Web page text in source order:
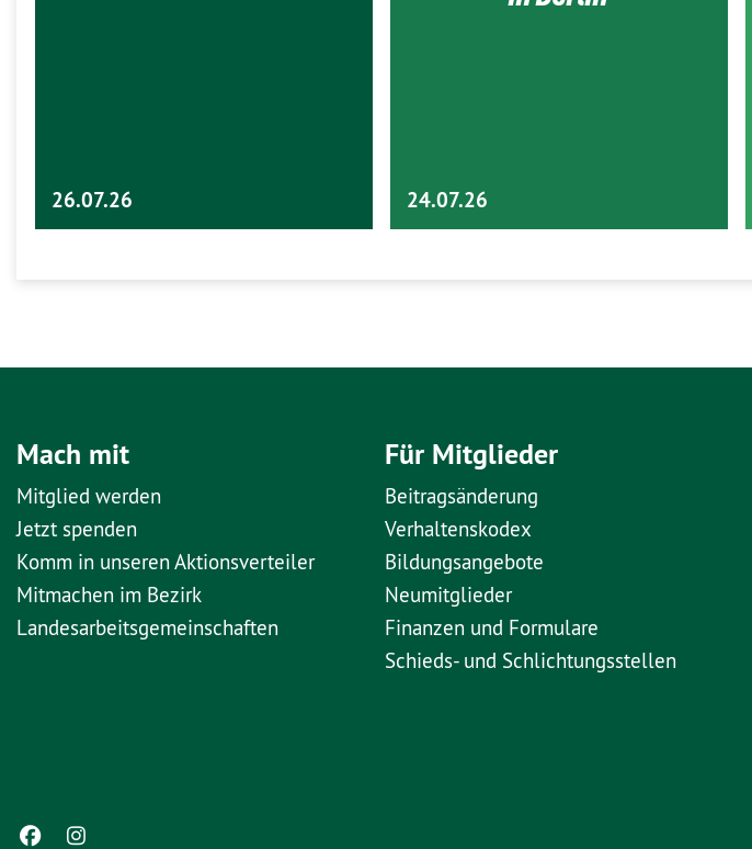
26.07.26 24.07.26
Mach mit
Mitglied werden
Jetzt spenden
Komm in unseren Aktionsverteiler
Mitmachen im Bezirk
Landesarbeitsgemeinschaften
Für Mitglieder
Beitragsänderung
Verhaltenskodex
Bildungsangebote
Neumitglieder
Finanzen und Formulare
Schieds- und Schlichtungsstellen